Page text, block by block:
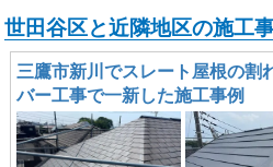
世田谷区と近隣地区の施工
三鷹市新川でスレート屋根の割
バー工事で一新した施工事例